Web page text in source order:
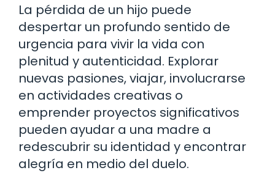
La pérdida de un hijo puede
despertar un profundo sentido de
urgencia para vivir la vida con
plenitud y autenticidad. Explorar
nuevas pasiones, viajar, involucrarse
en actividades creativas o
emprender proyectos significativos
pueden ayudar a una madre a
redescubrir su identidad y encontrar
alegría en medio del duelo.